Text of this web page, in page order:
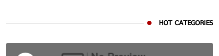
HOT CATEGORIES